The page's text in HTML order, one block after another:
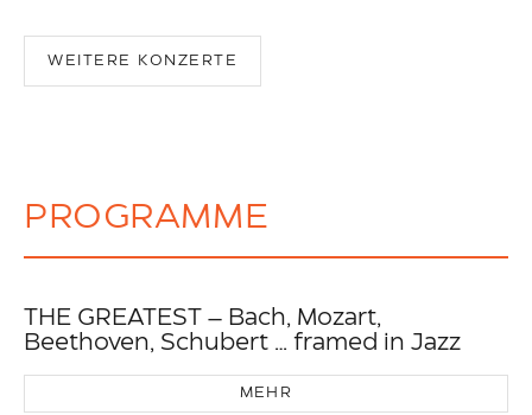
WEITERE KONZERTE
PROGRAMME
THE GREATEST – Bach, Mozart,
Beethoven, Schubert … framed in Jazz
MEHR